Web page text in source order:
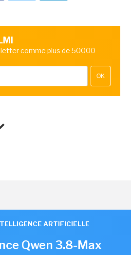
comme plus de 50000
OK
ARTIFICIELLE
Qwen 3.8-Max